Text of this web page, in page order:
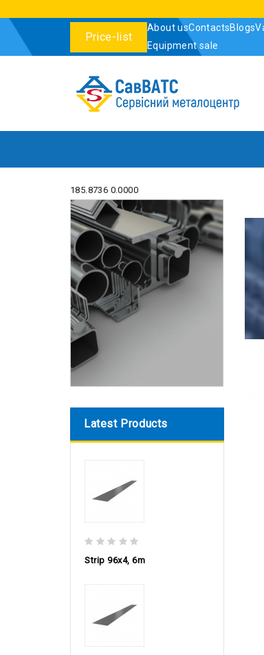
Price-list
About usContactsBlogs
Equipment sale
185.8736 0.0000
Latest Products
Strip 96х4, 6m